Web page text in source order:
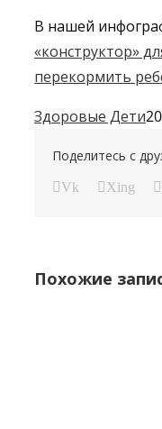
В нашей
«конструктор»
перекормить
Здоровые Дети
Поделитесь с
Vk Xing
Похожие